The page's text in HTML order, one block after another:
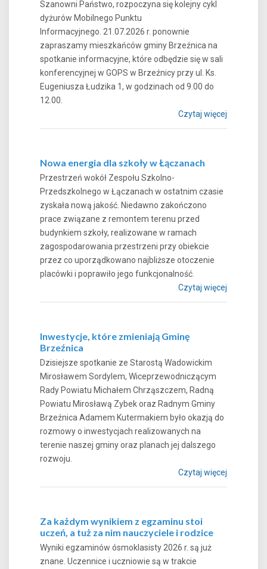
Szanowni Państwo, rozpoczyna się kolejny cykl
dyżurów Mobilnego Punktu
Informacyjnego. 21.07.2026 r. ponownie
zapraszamy mieszkańców gminy Brzeźnica na
spotkanie informacyjne, które odbędzie się w sali
konferencyjnej w GOPS w Brzeźnicy przy ul. Ks.
Eugeniusza Łudzika 1, w godzinach od 9.00 do
12.00.
Czytaj więcej
Nowa energia dla szkoły w Łączanach
Przestrzeń wokół Zespołu Szkolno-
Przedszkolnego w Łączanach w ostatnim czasie
zyskała nową jakość. Niedawno zakończono
prace związane z remontem terenu przed
budynkiem szkoły, realizowane w ramach
zagospodarowania przestrzeni przy obiekcie
przez co uporządkowano najbliższe otoczenie
placówki i poprawiło jego funkcjonalność.
Czytaj więcej
Inwestycje, które zmieniają Gminę
Brzeźnica
Dzisiejsze spotkanie ze Starostą Wadowickim
Mirosławem Sordylem, Wiceprzewodniczącym
Rady Powiatu Michałem Chrząszczem, Radną
Powiatu Mirosławą Zybek oraz Radnym Gminy
Brzeźnica Adamem Kutermakiem było okazją do
rozmowy o inwestycjach realizowanych na
terenie naszej gminy oraz planach jej dalszego
rozwoju.
Czytaj więcej
Za każdym wynikiem z egzaminu stoi
uczeń, a tuż za nim nauczyciele i rodzice
Wyniki egzaminów ósmoklasisty 2026 r. są już
znane. Uczennice i uczniowie są w trakcie